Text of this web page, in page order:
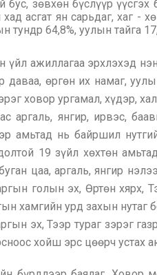
зөвхөн бүслүүр үүсгэх
асгат ян сарьдаг, хаг -
64,8%, уулын тайга
ажиллагаа эрхлэхэд
өргөн их намаг,
ховор ургамал, хүдэр,
янгир, ирвэс,
амьтад нь байршил
19 зүйл хөхтөн
цаа, аргаль, янгир
голын эх, Өртөн хярх,
хамгийн урд захын
эх, Тээр тураг зэрэг
хойш эрс цөөрч устах